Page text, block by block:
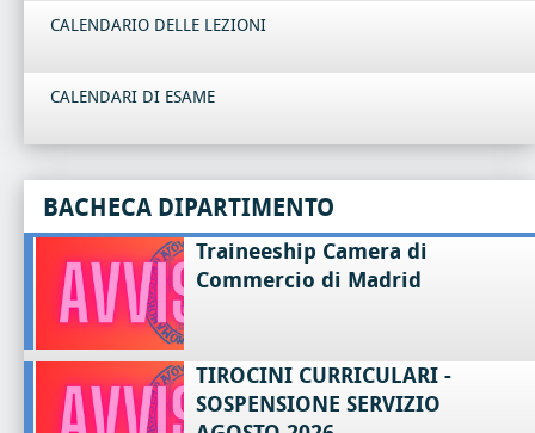
CALENDARIO DELLE LEZIONI
CALENDARI DI ESAME
BACHECA DIPARTIMENTO
Traineeship Camera di
Commercio di Madrid
TIROCINI CURRICULARI -
SOSPENSIONE SERVIZIO